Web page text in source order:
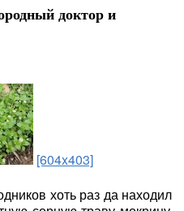
доктор и
[604x403]
хоть раз да находил